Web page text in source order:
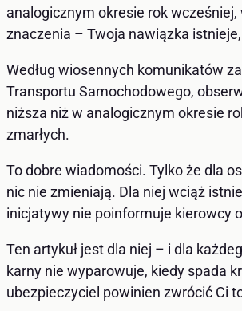
analogicznym okresie rok
znaczenia – Twoja nawiązka
Według wiosennych komunikatów
Transportu Samochodowego,
niższa niż w analogicznym okresie
zmarłych.
To dobre wiadomości. Tylko że dla
nic nie zmieniają. Dla niej wciąż
inicjatywy nie poinformuje kierowcy
Ten artykuł jest dla niej – i dla
karny nie wyparowuje, kiedy spada
ubezpieczyciel powinien zwrócić Ci